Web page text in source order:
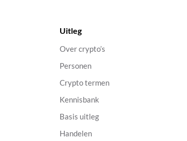
Uitleg
Over crypto’s
Personen
Crypto termen
Kennisbank
Basis uitleg
Handelen